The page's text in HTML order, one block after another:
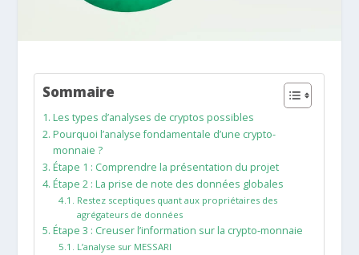
Sommaire
Les types d’analyses de cryptos possibles
Pourquoi l’analyse fondamentale d’une crypto-
monnaie ?
Étape 1 : Comprendre la présentation du projet
Étape 2 : La prise de note des données globales
Restez sceptiques quant aux propriétaires des
agrégateurs de données
Étape 3 : Creuser l’information sur la crypto-monnaie
L’analyse sur MESSARI